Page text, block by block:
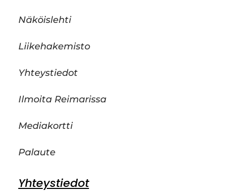
Näköislehti
Liikehakemisto
Yhteystiedot
Ilmoita Reimarissa
Mediakortti
Palaute
Yhteystiedot